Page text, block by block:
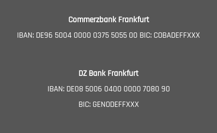
Commerzbank Frankfurt
IBAN: DE96 5004 0000 0375 5055 00 BIC: COBADEFFXXX
DZ Bank Frankfurt
IBAN: DE08 5006 0400 0000 7080 90
BIC: GENODEFFXXX